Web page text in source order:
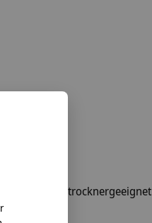
nicht trocknergeeignet